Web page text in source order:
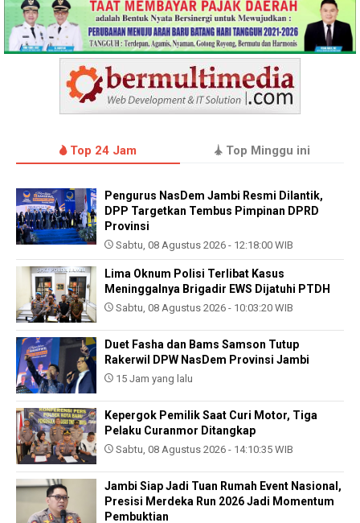
Top 24 Jam Top Minggu ini
Pengurus NasDem Jambi Resmi Dilantik,
DPP Targetkan Tembus Pimpinan DPRD
Provinsi
Sabtu, 08 Agustus 2026 - 12:18:00 WIB
Lima Oknum Polisi Terlibat Kasus
Meninggalnya Brigadir EWS Dijatuhi PTDH
Sabtu, 08 Agustus 2026 - 10:03:20 WIB
Duet Fasha dan Bams Samson Tutup
Rakerwil DPW NasDem Provinsi Jambi
15 Jam yang lalu
Kepergok Pemilik Saat Curi Motor, Tiga
Pelaku Curanmor Ditangkap
Sabtu, 08 Agustus 2026 - 14:10:35 WIB
Jambi Siap Jadi Tuan Rumah Event Nasional,
Presisi Merdeka Run 2026 Jadi Momentum
Pembuktian